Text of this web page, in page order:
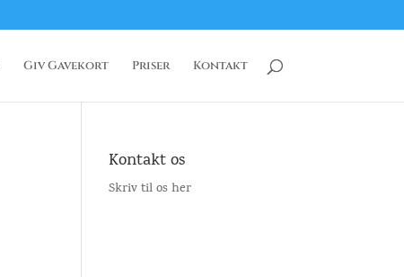
Giv Gavekort Priser Kontakt
Kontakt os
Skriv til os her